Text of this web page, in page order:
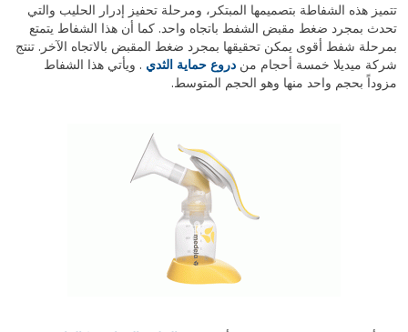
تتميز هذه الشفاطة بتصميمها المبتكر، ومرحلة تحفيز إدرار الحليب والتي
تحدث بمجرد ضغط مقبض الشفط باتجاه واحد. كما أن هذا الشفاط يتمتع
بمرحلة شفط أقوى يمكن تحقيقها بمجرد ضغط المقبض بالاتجاه الآخر. تنتج
شركة ميديلا خمسة أحجام من دروع حماية الثدي . ويأتي هذا الشفاط
مزوداً بحجم واحد منها وهو الحجم المتوسط.